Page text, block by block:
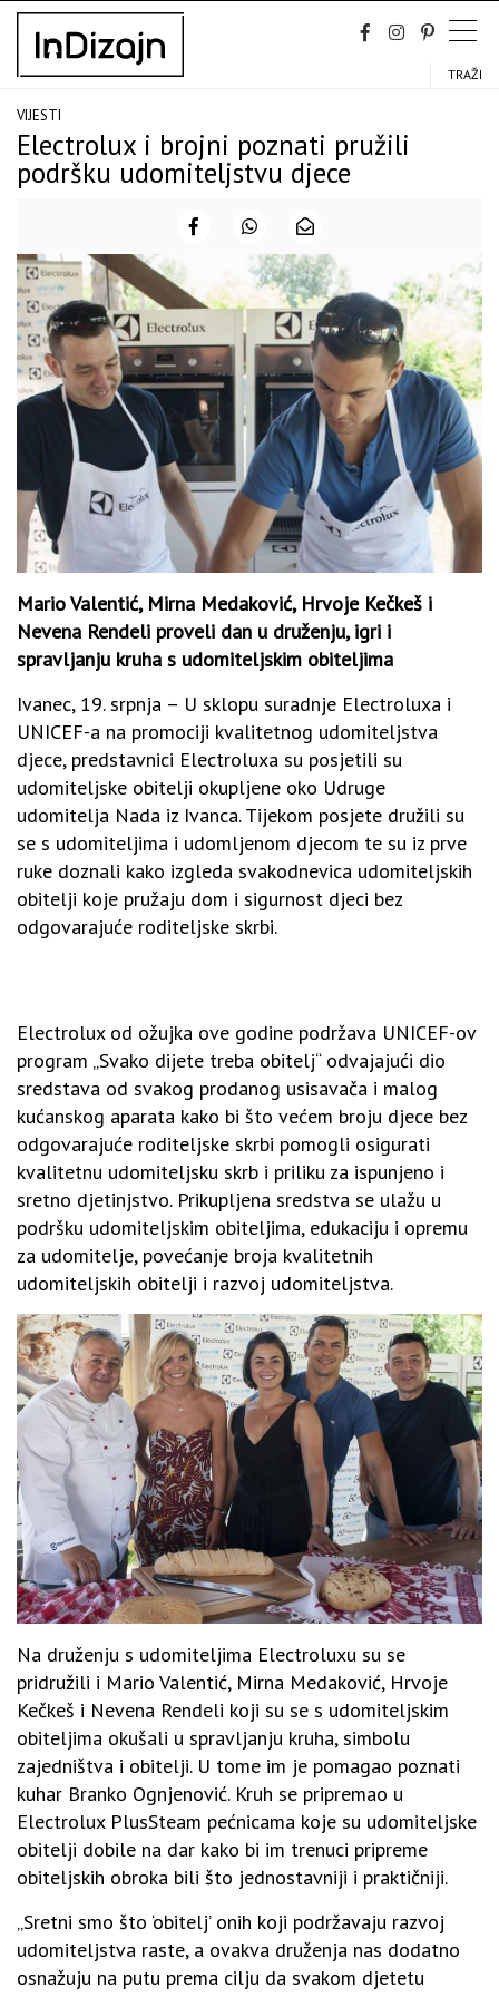
Skip
content
TRAŽI
VIJESTI
Electrolux i brojni poznati pružili
podršku udomiteljstvu djece
Mario Valentić, Mirna Medaković, Hrvoje Kečkeš i
Nevena Rendeli proveli dan u druženju, igri i
spravljanju kruha s udomiteljskim obiteljima
Ivanec, 19. srpnja – U sklopu suradnje Electroluxa i
UNICEF-a na promociji kvalitetnog udomiteljstva
djece, predstavnici Electroluxa su posjetili su
udomiteljske obitelji okupljene oko Udruge
udomitelja Nada iz Ivanca. Tijekom posjete družili su
se s udomiteljima i udomljenom djecom te su iz prve
ruke doznali kako izgleda svakodnevica udomiteljskih
obitelji koje pružaju dom i sigurnost djeci bez
odgovarajuće roditeljske skrbi.
Electrolux od ožujka ove godine podržava UNICEF-ov
program „Svako dijete treba obitelj“ odvajajući dio
sredstava od svakog prodanog usisavača i malog
kućanskog aparata kako bi što većem broju djece bez
odgovarajuće roditeljske skrbi pomogli osigurati
kvalitetnu udomiteljsku skrb i priliku za ispunjeno i
sretno djetinjstvo. Prikupljena sredstva se ulažu u
podršku udomiteljskim obiteljima, edukaciju i opremu
za udomitelje, povećanje broja kvalitetnih
udomiteljskih obitelji i razvoj udomiteljstva.
Na druženju s udomiteljima Electroluxu su se
pridružili i Mario Valentić, Mirna Medaković, Hrvoje
Kečkeš i Nevena Rendeli koji su se s udomiteljskim
obiteljima okušali u spravljanju kruha, simbolu
zajedništva i obitelji. U tome im je pomagao poznati
kuhar Branko Ognjenović. Kruh se pripremao u
Electrolux PlusSteam pećnicama koje su udomiteljske
obitelji dobile na dar kako bi im trenuci pripreme
obiteljskih obroka bili što jednostavniji i praktičniji.
„Sretni smo što ‘obitelj’ onih koji podržavaju razvoj
udomiteljstva raste, a ovakva druženja nas dodatno
osnažuju na putu prema cilju da svakom djetetu